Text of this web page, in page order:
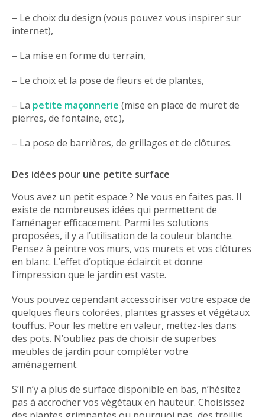
– Le choix du design (vous pouvez vous inspirer sur
internet),
– La mise en forme du terrain,
– Le choix et la pose de fleurs et de plantes,
– La petite maçonnerie (mise en place de muret de
pierres, de fontaine, etc.),
– La pose de barrières, de grillages et de clôtures.
Des idées pour une petite surface
Vous avez un petit espace ? Ne vous en faites pas. Il
existe de nombreuses idées qui permettent de
l’aménager efficacement. Parmi les solutions
proposées, il y a l’utilisation de la couleur blanche.
Pensez à peintre vos murs, vos murets et vos clôtures
en blanc. L’effet d’optique éclaircit et donne
l’impression que le jardin est vaste.
Vous pouvez cependant accessoiriser votre espace de
quelques fleurs colorées, plantes grasses et végétaux
touffus. Pour les mettre en valeur, mettez-les dans
des pots. N’oubliez pas de choisir de superbes
meubles de jardin pour compléter votre
aménagement.
S’il n’y a plus de surface disponible en bas, n’hésitez
pas à accrocher vos végétaux en hauteur. Choisissez